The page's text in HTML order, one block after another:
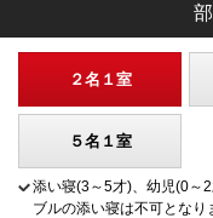
２名１室
５名１室
添い寝(3～5才)、幼児(0～
ブルの添い寝は不可となり